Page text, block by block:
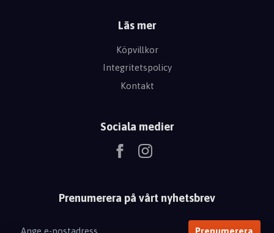
Läs mer
Köpvillkor
Integritetspolicy
Kontakt
Sociala medier
Prenumerera på vårt nyhetsbrev